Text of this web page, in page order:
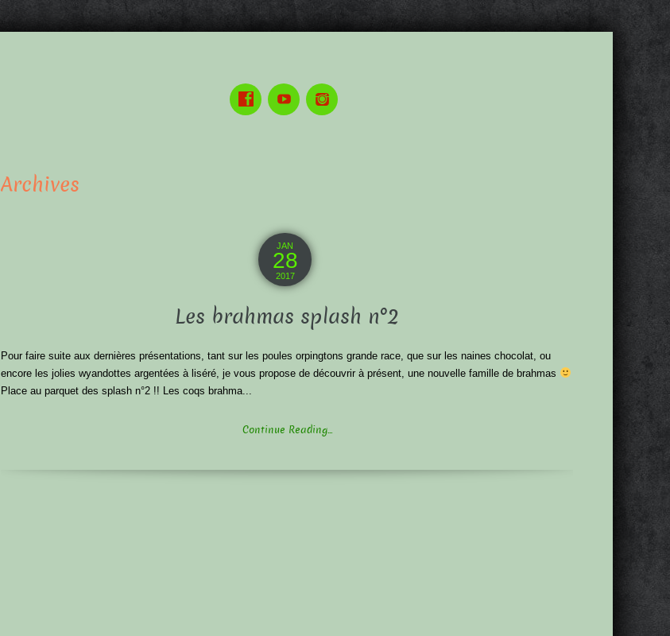
Archives
JAN
28
2017
Les brahmas splash n°2
Pour faire suite aux dernières présentations, tant sur les poules orpingtons grande race, que sur les naines chocolat, ou
encore les jolies wyandottes argentées à liséré, je vous propose de découvrir à présent, une nouvelle famille de brahmas
Place au parquet des splash n°2 !! Les coqs brahma...
Continue Reading...